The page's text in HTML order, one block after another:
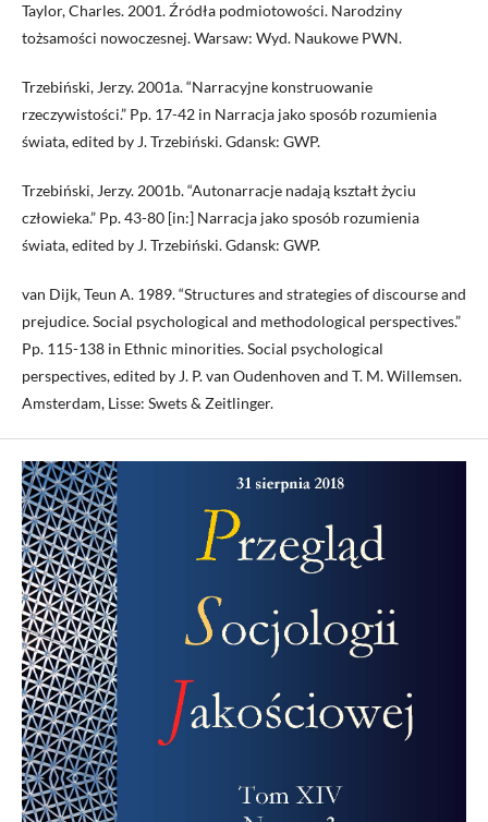
Taylor, Charles. 2001. Źródła podmiotowości. Narodziny
tożsamości nowoczesnej. Warsaw: Wyd. Naukowe PWN.
Trzebiński, Jerzy. 2001a. “Narracyjne konstruowanie
rzeczywistości.” Pp. 17-42 in Narracja jako sposób rozumienia
świata, edited by J. Trzebiński. Gdansk: GWP.
Trzebiński, Jerzy. 2001b. “Autonarracje nadają kształt życiu
człowieka.” Pp. 43-80 [in:] Narracja jako sposób rozumienia
świata, edited by J. Trzebiński. Gdansk: GWP.
van Dijk, Teun A. 1989. “Structures and strategies of discourse and
prejudice. Social psychological and methodological perspectives.”
Pp. 115-138 in Ethnic minorities. Social psychological
perspectives, edited by J. P. van Oudenhoven and T. M. Willemsen.
Amsterdam, Lisse: Swets & Zeitlinger.